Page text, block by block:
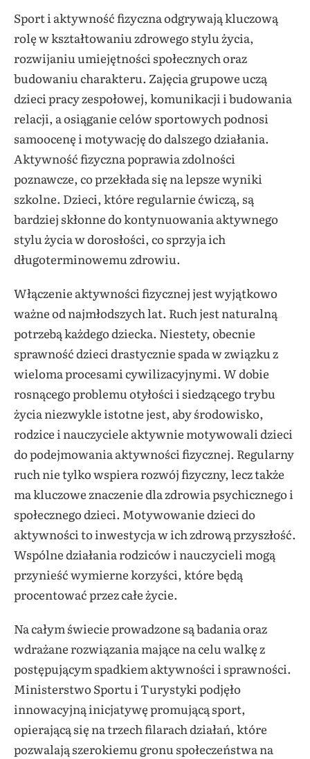
Sport i aktywność fizyczna odgrywają kluczową
rolę w kształtowaniu zdrowego stylu życia,
rozwijaniu umiejętności społecznych oraz
budowaniu charakteru. Zajęcia grupowe uczą
dzieci pracy zespołowej, komunikacji i budowania
relacji, a osiąganie celów sportowych podnosi
samoocenę i motywację do dalszego działania.
Aktywność fizyczna poprawia zdolności
poznawcze, co przekłada się na lepsze wyniki
szkolne. Dzieci, które regularnie ćwiczą, są
bardziej skłonne do kontynuowania aktywnego
stylu życia w dorosłości, co sprzyja ich
długoterminowemu zdrowiu.
Włączenie aktywności fizycznej jest wyjątkowo
ważne od najmłodszych lat. Ruch jest naturalną
potrzebą każdego dziecka. Niestety, obecnie
sprawność dzieci drastycznie spada w związku z
wieloma procesami cywilizacyjnymi. W dobie
rosnącego problemu otyłości i siedzącego trybu
życia niezwykle istotne jest, aby środowisko,
rodzice i nauczyciele aktywnie motywowali dzieci
do podejmowania aktywności fizycznej. Regularny
ruch nie tylko wspiera rozwój fizyczny, lecz także
ma kluczowe znaczenie dla zdrowia psychicznego i
społecznego dzieci. Motywowanie dzieci do
aktywności to inwestycja w ich zdrową przyszłość.
Wspólne działania rodziców i nauczycieli mogą
przynieść wymierne korzyści, które będą
procentować przez całe życie.
Na całym świecie prowadzone są badania oraz
wdrażane rozwiązania mające na celu walkę z
postępującym spadkiem aktywności i sprawności.
Ministerstwo Sportu i Turystyki podjęło
innowacyjną inicjatywę promującą sport,
opierającą się na trzech filarach działań, które
pozwalają szerokiemu gronu społeczeństwa na